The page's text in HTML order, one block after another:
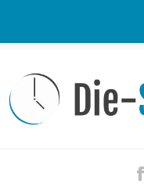
Kontakt / Tipp geben
Impressum